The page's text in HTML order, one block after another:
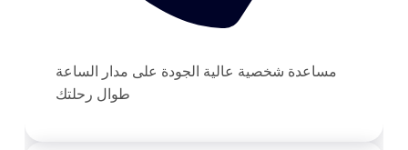
مساعدة شخصية عالية الجودة على مدار الساعة
طوال رحلتك